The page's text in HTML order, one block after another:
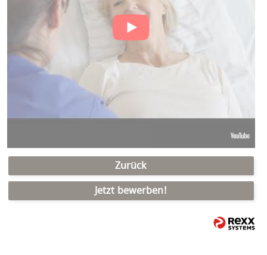
Zurück
Jetzt bewerben!